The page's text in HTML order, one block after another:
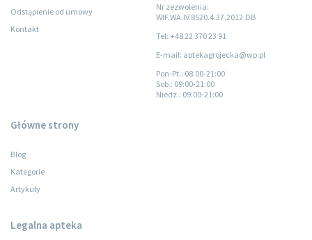
Odstąpienie od umowy
Kontakt
Nr zezwolenia:
WIF.WA.IV.8520.4.37.2012.DB
Tel: +48 22 370 23 91
E-mail: aptekagrojecka@wp.pl
Pon-Pt.: 08:00-21:00
Sob.: 09:00-21:00
Niedz.: 09:00-21:00
Główne strony
Blog
Kategorie
Artykuły
Legalna apteka